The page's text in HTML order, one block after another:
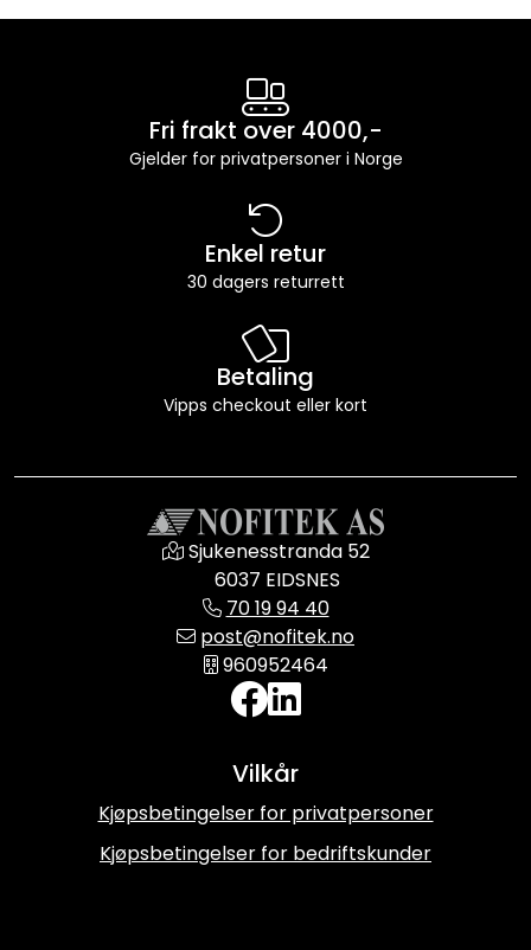
Fri frakt over 4000,-
Gjelder for privatpersoner i Norge
Enkel retur
30 dagers returrett
Betaling
Vipps checkout eller kort
Sjukenesstranda 52
6037 EIDSNES
70 19 94 40
post@nofitek.no
960952464
Vilkår
Kjøpsbetingelser for privatpersoner
Kjøpsbetingelser for bedriftskunder